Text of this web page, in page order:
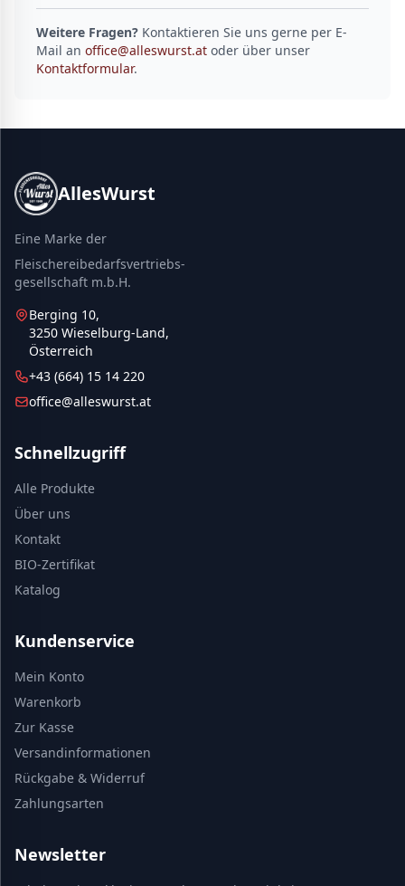
Weitere Fragen? Kontaktieren Sie uns gerne per E-
Mail an office@alleswurst.at oder über unser
Kontaktformular.
AllesWurst
Eine Marke der
Fleischereibedarfsvertriebs-
gesellschaft m.b.H.
Berging 10,
3250 Wieselburg-Land,
Österreich
+43 (664) 15 14 220
office@alleswurst.at
Schnellzugriff
Alle Produkte
Über uns
Kontakt
BIO-Zertifikat
Katalog
Kundenservice
Mein Konto
Warenkorb
Zur Kasse
Versandinformationen
Rückgabe & Widerruf
Zahlungsarten
Newsletter